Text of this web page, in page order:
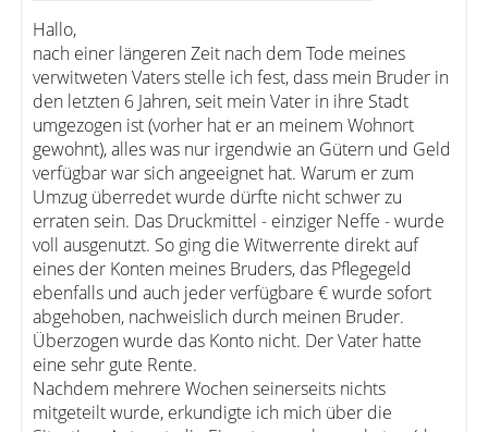
Hallo,
nach einer längeren Zeit nach dem Tode meines
verwitweten Vaters stelle ich fest, dass mein Bruder in
den letzten 6 Jahren, seit mein Vater in ihre Stadt
umgezogen ist (vorher hat er an meinem Wohnort
gewohnt), alles was nur irgendwie an Gütern und Geld
verfügbar war sich angeeignet hat. Warum er zum
Umzug überredet wurde dürfte nicht schwer zu
erraten sein. Das Druckmittel - einziger Neffe - wurde
voll ausgenutzt. So ging die Witwerrente direkt auf
eines der Konten meines Bruders, das Pflegegeld
ebenfalls und auch jeder verfügbare € wurde sofort
abgehoben, nachweislich durch meinen Bruder.
Überzogen wurde das Konto nicht. Der Vater hatte
eine sehr gute Rente.
Nachdem mehrere Wochen seinerseits nichts
mitgeteilt wurde, erkundigte ich mich über die